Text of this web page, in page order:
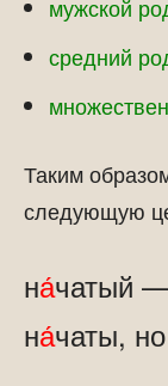
мужской
средний
Таким
следующую
на́чатый
на́чаты,